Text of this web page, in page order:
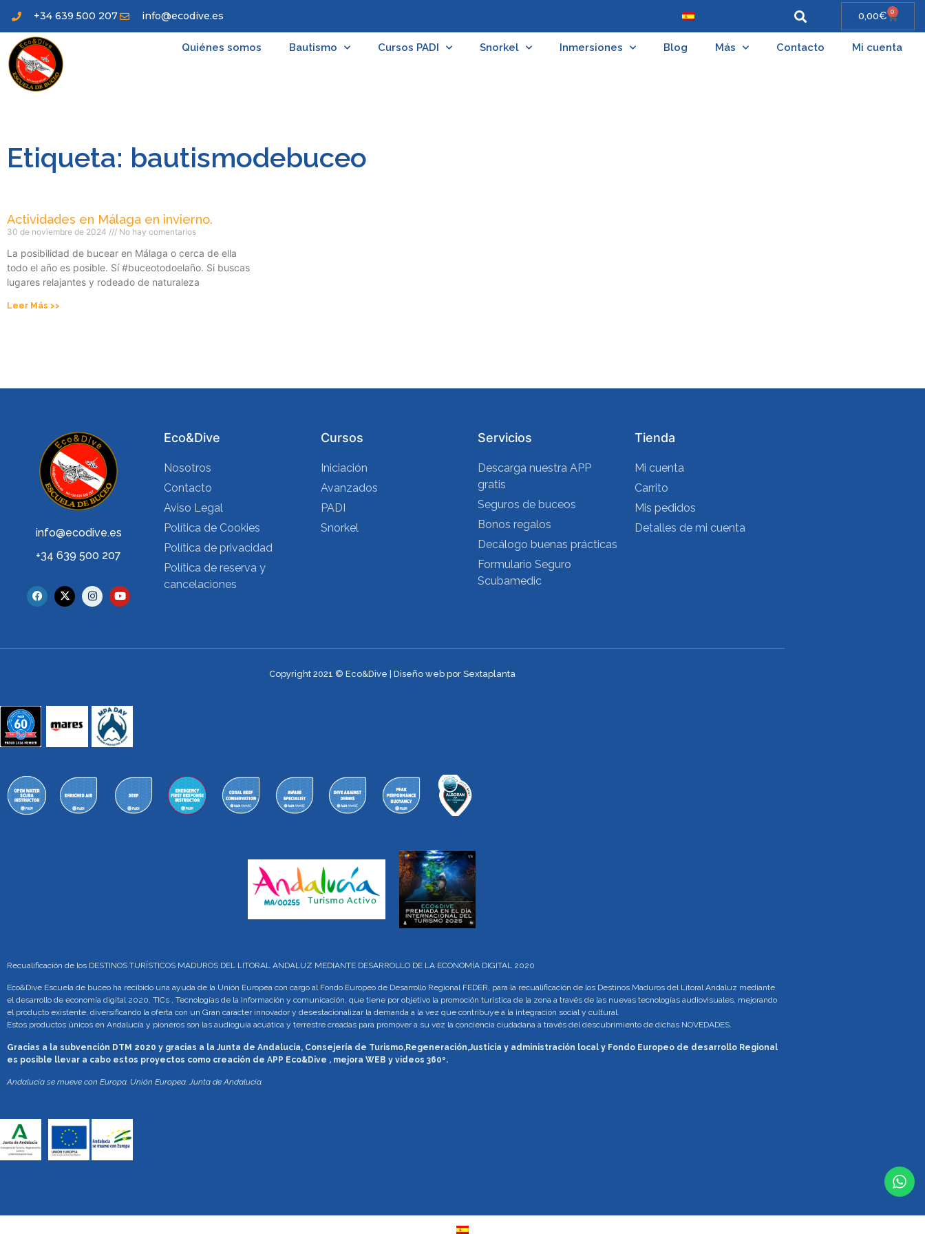
+34 639 500 207 info@ecodive.es 0,00€ 0
Quiénes somos Bautismo Cursos PADI Snorkel Inmersiones Blog Más Contacto Mi cuenta
Etiqueta: bautismodebuceo
Actividades en Málaga en invierno.
30 de noviembre de 2024 No hay comentarios
La posibilidad de bucear en Málaga o cerca de ella
todo el año es posible. Sí #buceotodoelaño. Si buscas
lugares relajantes y rodeado de naturaleza
Leer Más >>
info@ecodive.es
+34 639 500 207
Eco&Dive
Nosotros
Contacto
Aviso Legal
Política de Cookies
Política de privacidad
Política de reserva y
cancelaciones
Cursos
Iniciación
Avanzados
PADI
Snorkel
Servicios
Descarga nuestra APP
gratis
Seguros de buceos
Bonos regalos
Decálogo buenas prácticas
Formulario Seguro
Scubamedic
Tienda
Mi cuenta
Carrito
Mis pedidos
Detalles de mi cuenta
Copyright 2021 © Eco&Dive | Diseño web por Sextaplanta
Recualificación de los DESTINOS TURÍSTICOS MADUROS DEL LITORAL ANDALUZ MEDIANTE DESARROLLO DE LA ECONOMÍA DIGITAL 2020
Eco&Dive Escuela de buceo ha recibido una ayuda de la Unión Europea con cargo al Fondo Europeo de Desarrollo Regional FEDER, para la recualificación de los Destinos Maduros del Litoral Andaluz mediante
el desarrollo de economía digital 2020, TICs , Tecnologías de la Información y comunicación, que tiene por objetivo la promoción turística de la zona a través de las nuevas tecnologías audiovisuales, mejorando
el producto existente, diversificando la oferta con un Gran carácter innovador y desestacionalizar la demanda a la vez que contribuye a la integración social y cultural.
Estos productos únicos en Andalucía y pioneros son las audioguía acuática y terrestre creadas para promover a su vez la conciencia ciudadana a través del descubrimiento de dichas NOVEDADES.
Gracias a la subvención DTM 2020 y gracias a la Junta de Andalucía, Consejería de Turismo,Regeneración,Justicia y administración local y Fondo Europeo de desarrollo Regional
es posible llevar a cabo estos proyectos como creación de APP Eco&Dive , mejora WEB y videos 360º.
Andalucía se mueve con Europa. Unión Europea. Junta de Andalucía.